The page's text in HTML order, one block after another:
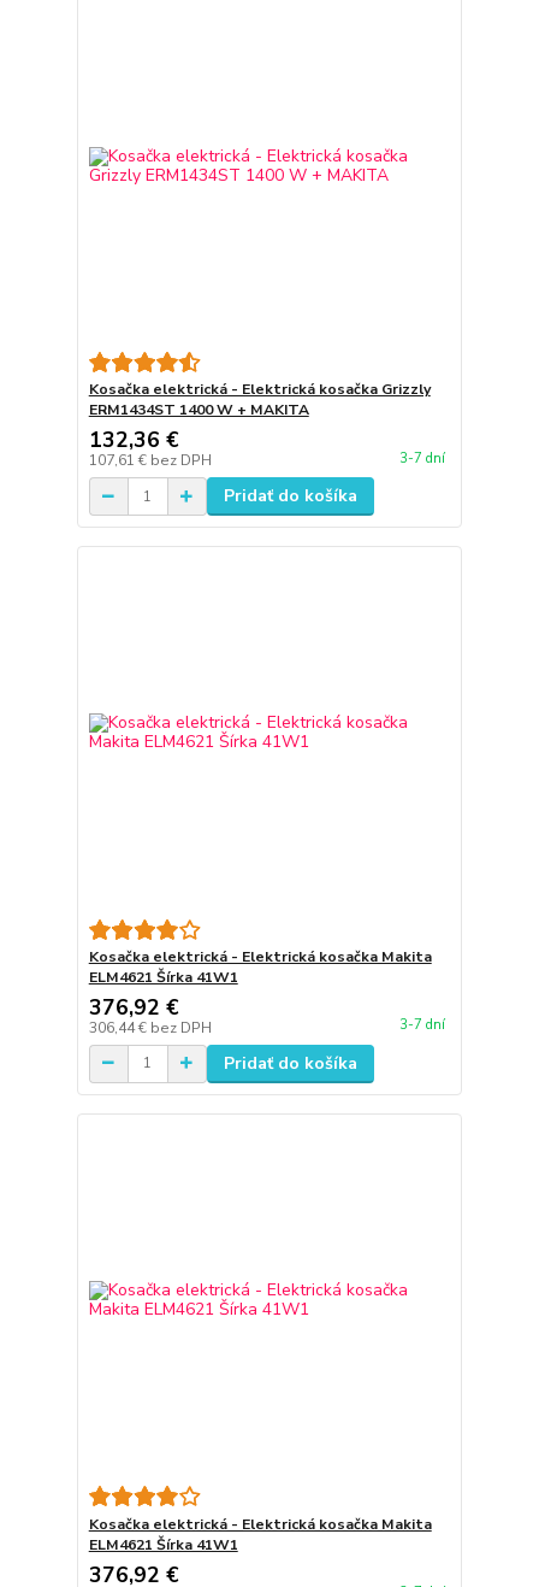
Kosačka elektrická - Elektrická kosačka Grizzly
ERM1434ST 1400 W + MAKITA
132,36 €
107,61 € bez DPH 3-7 dní
Pridať do košíka
Kosačka elektrická - Elektrická kosačka Makita
ELM4621 Šírka 41W1
376,92 €
306,44 € bez DPH 3-7 dní
Pridať do košíka
Kosačka elektrická - Elektrická kosačka Makita
ELM4621 Šírka 41W1
376,92 €